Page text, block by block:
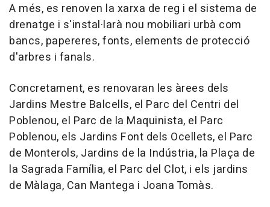
A més, es renoven la xarxa de reg i el sistema de
drenatge i s'instal·larà nou mobiliari urbà com
bancs, papereres, fonts, elements de protecció
d'arbres i fanals.
Concretament, es renovaran les àrees dels
Jardins Mestre Balcells, el Parc del Centri del
Poblenou, el Parc de la Maquinista, el Parc
Poblenou, els Jardins Font dels Ocellets, el Parc
de Monterols, Jardins de la Indústria, la Plaça de
la Sagrada Família, el Parc del Clot, i els jardins
de Màlaga, Can Mantega i Joana Tomàs.